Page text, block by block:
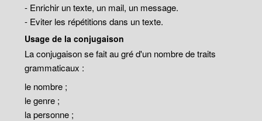
- Enrichir un texte, un mail, un message.
- Eviter les répétitions dans un texte.
Usage de la conjugaison
La conjugaison se fait au gré d'un nombre de traits
grammaticaux :
le nombre ;
le genre ;
la personne ;